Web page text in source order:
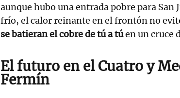
aunque hubo una entrada pobre para San
frío, el calor reinante en el frontón no
se batieran el cobre de tú a túen un cruce
El futuro en elCuatroy
Fermín